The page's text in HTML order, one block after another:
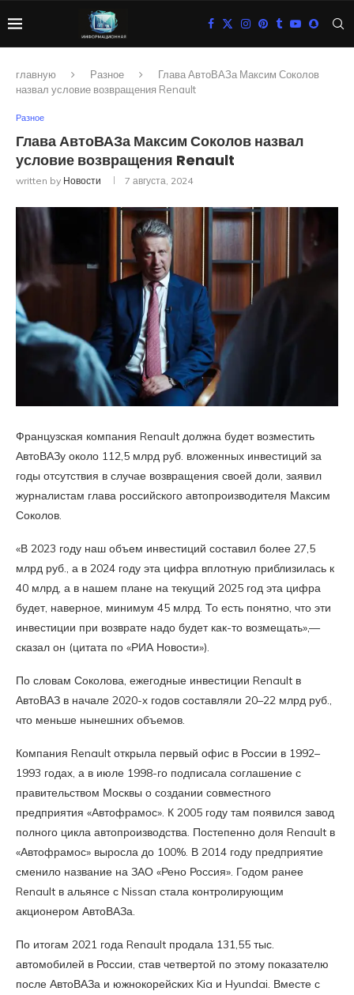
главную Разное
Глава АвтоВАЗа Максим Соколов
назвал условие возвращения Renault
Разное
Глава АвтоВАЗа Максим Соколов назвал
условие возвращения Renault
written by Новости 7 августа, 2024
Французская компания Renault должна будет возместить
АвтоВАЗу около 112,5 млрд руб. вложенных инвестиций за
годы отсутствия в случае возвращения своей доли, заявил
журналистам глава российского автопроизводителя Максим
Соколов.
«В 2023 году наш объем инвестиций составил более 27,5
млрд руб., а в 2024 году эта цифра вплотную приблизилась к
40 млрд, а в нашем плане на текущий 2025 год эта цифра
будет, наверное, минимум 45 млрд. То есть понятно, что эти
инвестиции при возврате надо будет как-то возмещать»,—
сказал он (цитата по «РИА Новости»).
По словам Соколова, ежегодные инвестиции Renault в
АвтоВАЗ в начале 2020-х годов составляли 20–22 млрд руб.,
что меньше нынешних объемов.
Компания Renault открыла первый офис в России в 1992–
1993 годах, а в июле 1998-го подписала соглашение с
правительством Москвы о создании совместного
предприятия «Автофрамос». К 2005 году там появился завод
полного цикла автопроизводства. Постепенно доля Renault в
«Автофрамос» выросла до 100%. В 2014 году предприятие
сменило название на ЗАО «Рено Россия». Годом ранее
Renault в альянсе с Nissan стала контролирующим
акционером АвтоВАЗа.
По итогам 2021 года Renault продала 131,55 тыс.
автомобилей в России, став четвертой по этому показателю
после АвтоВАЗа и южнокорейских Kia и Hyundai. Вместе с